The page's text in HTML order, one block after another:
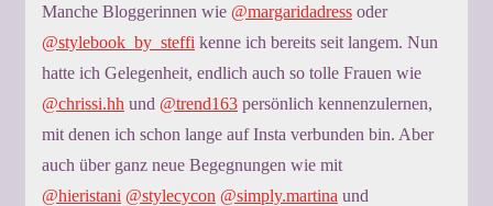
Manche Bloggerinnen wie @margaridadress oder
@stylebook_by_steffi kenne ich bereits seit langem. Nun
hatte ich Gelegenheit, endlich auch so tolle Frauen wie
@chrissi.hh und @trend163 persönlich kennenzulernen,
mit denen ich schon lange auf Insta verbunden bin. Aber
auch über ganz neue Begegnungen wie mit
@hieristani @stylecycon @simply.martina und